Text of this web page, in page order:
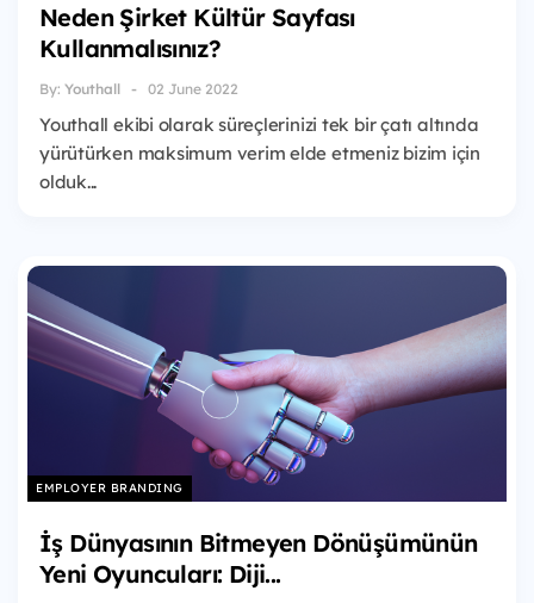
Neden Şirket Kültür Sayfası
Kullanmalısınız?
By: Youthall 02 June 2022
Youthall ekibi olarak süreçlerinizi tek bir çatı altında
yürütürken maksimum verim elde etmeniz bizim için
olduk...
EMPLOYER BRANDING
İş Dünyasının Bitmeyen Dönüşümünün
Yeni Oyuncuları: Diji...